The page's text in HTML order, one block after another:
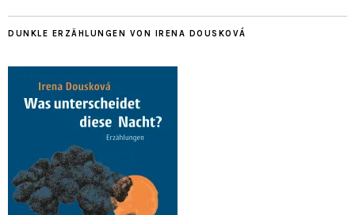
DUNKLE ERZÄHLUNGEN VON IRENA DOUSKOVÁ